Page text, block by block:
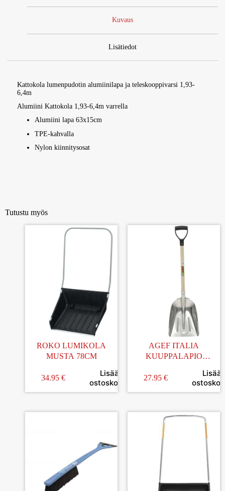
Kuvaus
Lisätiedot
Kattokola lumenpudotin alumiinilapa ja teleskooppivarsi 1,93-
6,4m
Alumiini Kattokola 1,93-6,4m varrella
Alumiini lapa 63x15cm
TPE-kahvalla
Nylon kiinnitysosat
Tutustu myös
ROKO LUMIKOLA
MUSTA 78CM
34.95 €
Lisää
ostoskoriin
AGEF ITALIA
KUUPPALAPIO
27.95 €
Lisää